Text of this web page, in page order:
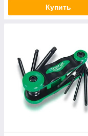
Купить